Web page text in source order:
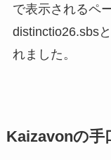
で表示されるペ
distinctio26.sbs
れました。
Kaizavonの手